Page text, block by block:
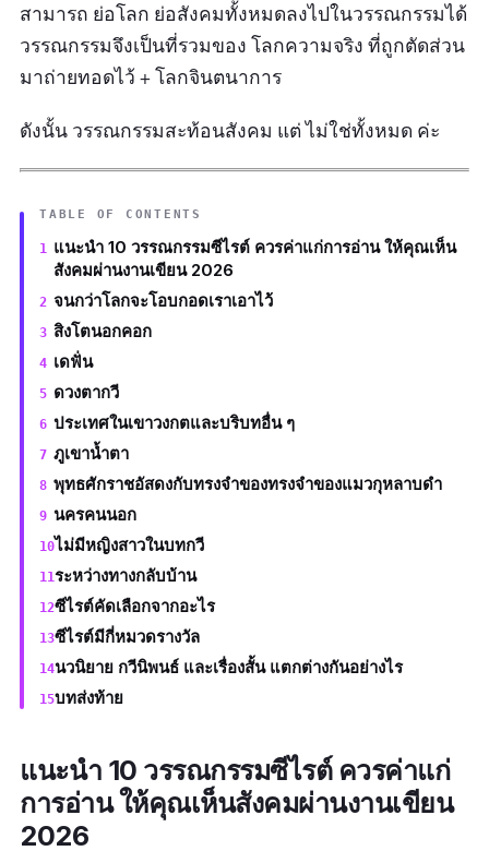
สามารถ ย่อโลก ย่อสังคมทั้งหมดลงไปในวรรณกรรมได้
วรรณกรรมจึงเป็นที่รวมของ โลกความจริง ที่ถูกตัดส่วน
มาถ่ายทอดไว้ + โลกจินตนาการ
ดังนั้น วรรณกรรมสะท้อนสังคม แต่ ไม่ใช่ทั้งหมด ค่ะ
TABLE OF CONTENTS
แนะนำ 10 วรรณกรรมซีไรต์ ควรค่าแก่การอ่าน ให้คุณเห็น
สังคมผ่านงานเขียน 2026
จนกว่าโลกจะโอบกอดเราเอาไว้
สิงโตนอกคอก
เดฟั่น
ดวงตากวี
ประเทศในเขาวงกตและบริบทอื่น ๆ
ภูเขานํ้าตา
พุทธศักราชอัสดงกับทรงจำของทรงจำของแมวกุหลาบดำ
นครคนนอก
ไม่มีหญิงสาวในบทกวี
ระหว่างทางกลับบ้าน
ซีไรต์คัดเลือกจากอะไร
ซีไรต์มีกี่หมวดรางวัล
นวนิยาย กวีนิพนธ์ และเรื่องสั้น แตกต่างกันอย่างไร
บทส่งท้าย
แนะนำ 10 วรรณกรรมซีไรต์ ควรค่าแก่
การอ่าน ให้คุณเห็นสังคมผ่านงานเขียน
2026